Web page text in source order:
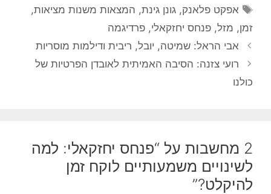
תגיות
אפקט פלאנק,גונן גינת, המצאות משנות מציאות,
זמן, מזל, פנחס יחזקאלי, פרדיגמה
אבי הראל: שמיטה, יובל, ריבית ודילמות מוסריות
רועי צזנה: הסיבה האמיתית לאובדן הפרטיות של
כולנו
2 מחשבות על “פנחס יחזקאלי: למה
לשינויים משמעותיים לוקח זמן
להיקלט?”